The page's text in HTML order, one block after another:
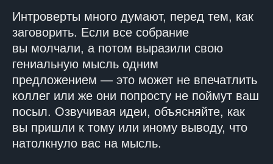
Интроверты много думают, перед тем, как
заговорить. Если все собрание
вы молчали, а потом выразили свою
гениальную мысль одним
предложением — это может не впечатлить
коллег или же они попросту не поймут ваш
посыл. Озвучивая идеи, объясняйте, как
вы пришли к тому или иному выводу, что
натолкнуло вас на мысль.